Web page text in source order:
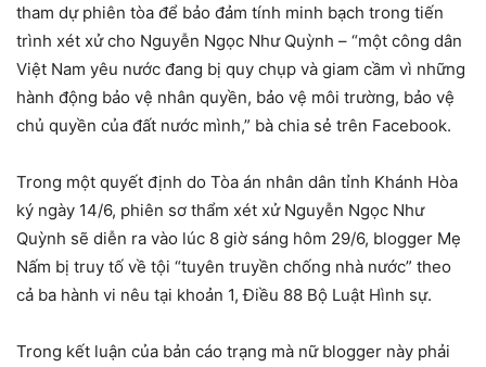
tham dự phiên tòa để bảo đảm tính minh bạch trong tiến
trình xét xử cho Nguyễn Ngọc Như Quỳnh – “một công dân
Việt Nam yêu nước đang bị quy chụp và giam cầm vì những
hành động bảo vệ nhân quyền, bảo vệ môi trường, bảo vệ
chủ quyền của đất nước mình,” bà chia sẻ trên Facebook.
Trong một quyết định do Tòa án nhân dân tỉnh Khánh Hòa
ký ngày 14/6, phiên sơ thẩm xét xử Nguyễn Ngọc Như
Quỳnh sẽ diễn ra vào lúc 8 giờ sáng hôm 29/6, blogger Mẹ
Nấm bị truy tố về tội “tuyên truyền chống nhà nước” theo
cả ba hành vi nêu tại khoản 1, Điều 88 Bộ Luật Hình sự.
Trong kết luận của bản cáo trạng mà nữ blogger này phải